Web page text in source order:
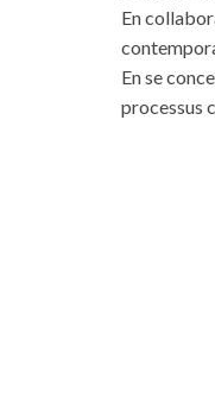
En
En se
processus